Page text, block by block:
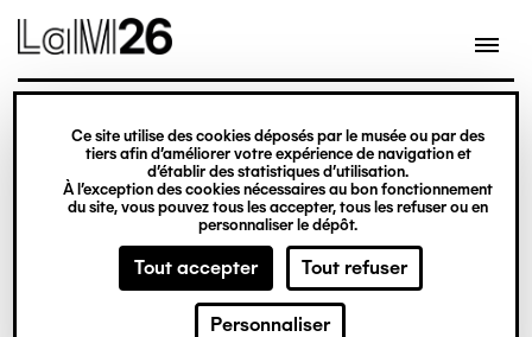
Gestion des cookies
Ce site utilise des cookies déposés par le musée ou par des
tiers afin d’améliorer votre expérience de navigation et
d’établir des statistiques d’utilisation.
À l’exception des cookies nécessaires au bon fonctionnement
du site, vous pouvez tous les accepter, tous les refuser ou en
personnaliser le dépôt.
Tout accepter Tout refuser
Personnaliser
contenu